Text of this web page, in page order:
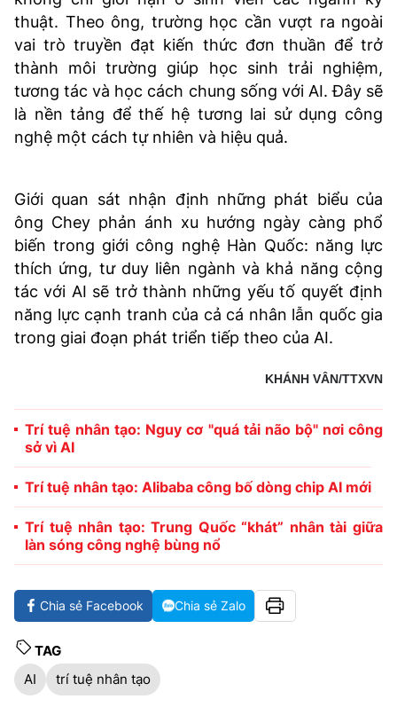
thuật. Theo ông, trường học cần vượt ra ngoài
vai trò truyền đạt kiến thức đơn thuần để trở
thành môi trường giúp học sinh trải nghiệm,
tương tác và học cách chung sống với AI. Đây sẽ
là nền tảng để thế hệ tương lai sử dụng công
nghệ một cách tự nhiên và hiệu quả.
Giới quan sát nhận định những phát biểu của
ông Chey phản ánh xu hướng ngày càng phổ
biến trong giới công nghệ Hàn Quốc: năng lực
thích ứng, tư duy liên ngành và khả năng cộng
tác với AI sẽ trở thành những yếu tố quyết định
năng lực cạnh tranh của cả cá nhân lẫn quốc gia
trong giai đoạn phát triển tiếp theo của AI.
KHÁNH VÂN/TTXVN
Trí tuệ nhân tạo: Nguy cơ "quá tải não bộ" nơi công
sở vì AI
Trí tuệ nhân tạo: Alibaba công bố dòng chip AI mới
Trí tuệ nhân tạo: Trung Quốc “khát” nhân tài giữa
làn sóng công nghệ bùng nổ
Chia sẻ Facebook Chia sẻ Zalo
TAG
AI
trí tuệ nhân tạo